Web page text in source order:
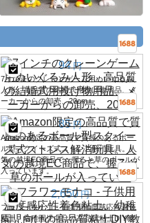
94 円
7インチのクレーンゲーム用ぬいぐるみ
人形、高品質の結婚式用投げ物用品、メ
ーカーからの卸売、20cm
85 円
Amazon限定の高品質で質感のあるボー
ル型スクイーズ式ストレス解消玩具。人
気の越境EC商品で、握ると草のボールが
入っています。
2,650 円
フラワーモナコ - 子供用温度感応性着色
粘土、幼稚園児向けの高品質粘土DIY教